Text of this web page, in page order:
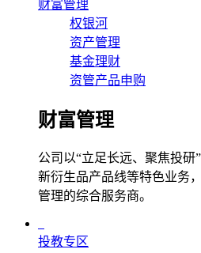
财富管理
权银河
资产管理
基金理财
资管产品申购
财富管理
公司以“立足长远、聚焦投
新衍生品产品线等特色业务
管理的综合服务商。
投教专区